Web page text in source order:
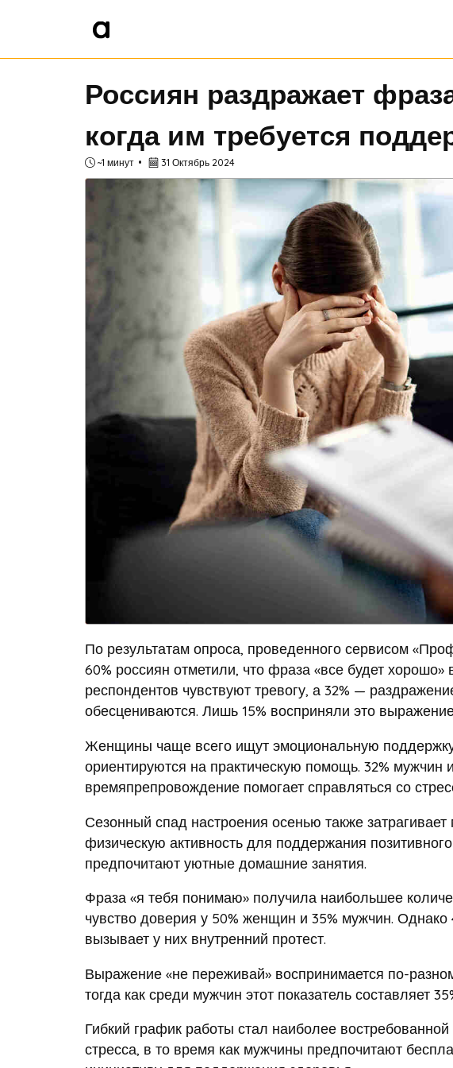
Россиян раздражает
когда им требуется
~1 минут 31 Октябрь 2024
По результатам опроса, проведенного сервисом
60% россиян отметили, что фраза «все будет
респондентов чувствуют тревогу, а 32% —
обесцениваются. Лишь 15% восприняли это
Женщины чаще всего ищут эмоциональную
ориентируются на практическую помощь. 32% мужчин
времяпрепровождение помогает справляться со
Сезонный спад настроения осенью также
физическую активность для поддержания
предпочитают уютные домашние занятия.
Фраза «я тебя понимаю» получила наибольшее
чувство доверия у 50% женщин и 35% мужчин.
вызывает у них внутренний протест.
Выражение «не переживай» воспринимается по-
тогда как среди мужчин этот показатель составляет
Гибкий график работы стал наиболее
стресса, в то время как мужчины предпочитают